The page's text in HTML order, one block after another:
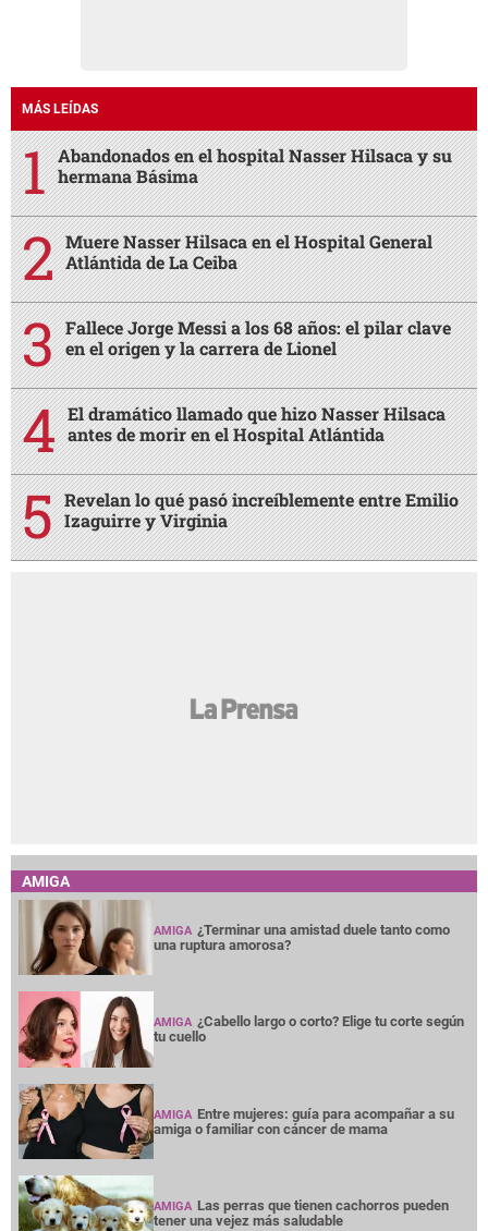
MÁS LEÍDAS
Abandonados en el hospital Nasser Hilsaca y su
hermana Básima
Muere Nasser Hilsaca en el Hospital General
Atlántida de La Ceiba
Fallece Jorge Messi a los 68 años: el pilar clave
en el origen y la carrera de Lionel
El dramático llamado que hizo Nasser Hilsaca
antes de morir en el Hospital Atlántida
Revelan lo qué pasó increíblemente entre Emilio
Izaguirre y Virginia
AMIGA
AMIGA ¿Terminar una amistad duele tanto como
una ruptura amorosa?
AMIGA ¿Cabello largo o corto? Elige tu corte según
tu cuello
AMIGA Entre mujeres: guía para acompañar a su
amiga o familiar con cáncer de mama
AMIGA Las perras que tienen cachorros pueden
tener una vejez más saludable